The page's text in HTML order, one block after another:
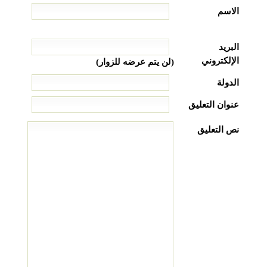
الاسم
البريد
الإلكتروني
(لن يتم عرضه للزوار)
الدولة
عنوان التعليق
نص التعليق